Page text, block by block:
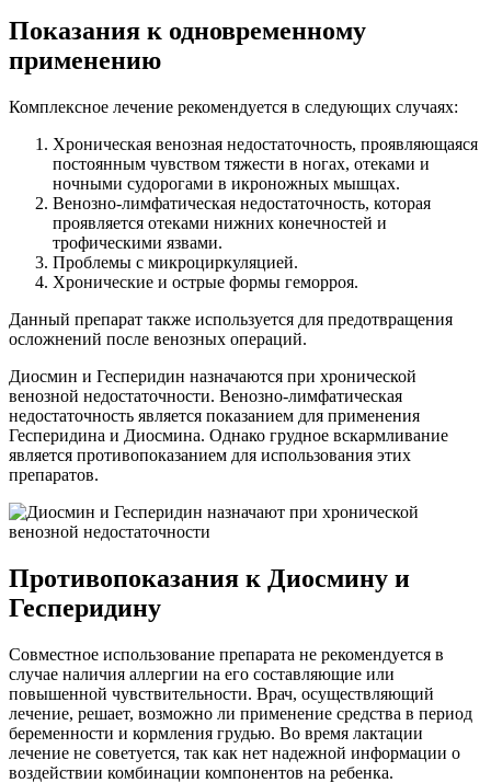
Показания к одновременному
применению
Комплексное лечение рекомендуется в следующих случаях:
Хроническая венозная недостаточность, проявляющаяся
постоянным чувством тяжести в ногах, отеками и
ночными судорогами в икроножных мышцах.
Венозно-лимфатическая недостаточность, которая
проявляется отеками нижних конечностей и
трофическими язвами.
Проблемы с микроциркуляцией.
Хронические и острые формы геморроя.
Данный препарат также используется для предотвращения
осложнений после венозных операций.
Диосмин и Гесперидин назначаются при хронической
венозной недостаточности. Венозно-лимфатическая
недостаточность является показанием для применения
Гесперидина и Диосмина. Однако грудное вскармливание
является противопоказанием для использования этих
препаратов.
Противопоказания к Диосмину и
Гесперидину
Совместное использование препарата не рекомендуется в
случае наличия аллергии на его составляющие или
повышенной чувствительности. Врач, осуществляющий
лечение, решает, возможно ли применение средства в период
беременности и кормления грудью. Во время лактации
лечение не советуется, так как нет надежной информации о
воздействии комбинации компонентов на ребенка.